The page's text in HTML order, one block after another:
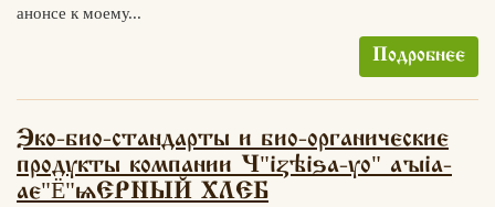
Едлин
анонсе к моему...
Подробнее
Эко-био-стандарты и био-органические
продукты компании «Ч"izhitsa-yo" aria-
label="Ё">ЕРНЫЙ ХЛЕБ»